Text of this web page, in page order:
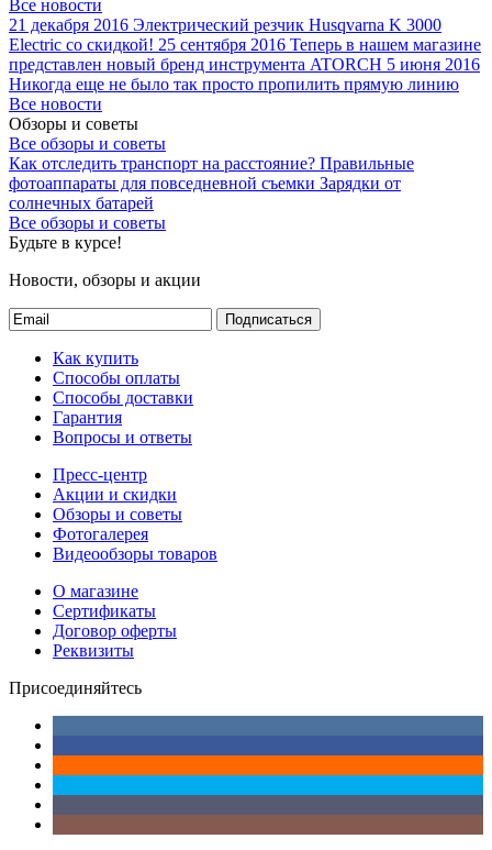
Все новости
21 декабря 2016 Электрический резчик Husqvarna K 3000
Electric со скидкой! 25 сентября 2016 Теперь в нашем магазине
представлен новый бренд инструмента ATORCH 5 июня 2016
Никогда еще не было так просто пропилить прямую линию
Все новости
Обзоры и советы
Все обзоры и советы
Как отследить транспорт на расстояние? Правильные
фотоаппараты для повседневной съемки Зарядки от
солнечных батарей
Все обзоры и советы
Будьте в курсе!
Новости, обзоры и акции
Подписаться
Как купить
Способы оплаты
Способы доставки
Гарантия
Вопросы и ответы
Пресс-центр
Акции и скидки
Обзоры и советы
Фотогалерея
Видеообзоры товаров
О магазине
Сертификаты
Договор оферты
Реквизиты
Присоединяйтесь